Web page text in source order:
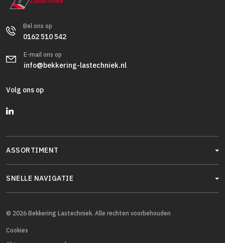
Bel ons op
0162 510 542
E-mail ons op
info@bekkering-lastechniek.nl
Volg ons op
ASSORTIMENT
SNELLE NAVIGATIE
© 2026 Bekkering Lastechniek. Alle rechten voorbehouden
Cookies